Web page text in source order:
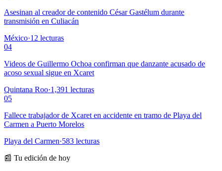
Asesinan al creador de contenido César Gastélum durante
transmisión en Culiacán
México·12 lecturas
04
Videos de Guillermo Ochoa confirman que danzante acusado de
acoso sexual sigue en Xcaret
Quintana Roo·1,391 lecturas
05
Fallece trabajador de Xcaret en accidente en tramo de Playa del
Carmen a Puerto Morelos
Playa del Carmen·583 lecturas
📰 Tu edición de hoy